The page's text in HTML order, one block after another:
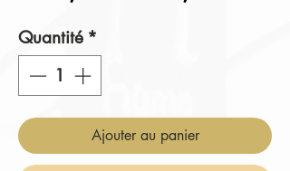
Quantité *
Ajouter au panier